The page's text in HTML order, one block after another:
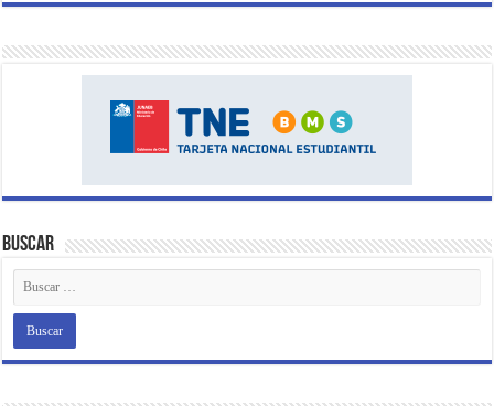
Buscar